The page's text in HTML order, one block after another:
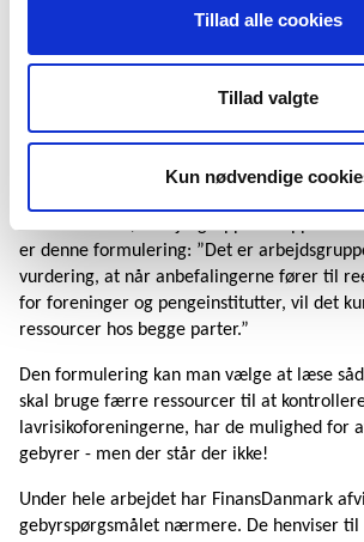
Tillad alle cookies
Tillad valgte
Kun nødvendige
Hvad med gebyrerne?
For foreningerne er en af de helt store
høje gebyrer, som bankerne kræver af
hvidvask og terrorfinansiering.
Det nærmeste, arbejdsgruppens rapport
er denne formulering: ”Det er
vurdering, at når anbefalingerne fører til
for foreninger og pengeinstitutter, vil det
ressourcer hos begge parter.”
Den formulering kan man vælge at læse
skal bruge færre ressourcer til at
lavrisikoforeningerne, har de mulighed for
gebyrer - men der står der ikke!
Under hele arbejdet har FinansDanmark
gebyrspørgsmålet nærmere. De henviser til